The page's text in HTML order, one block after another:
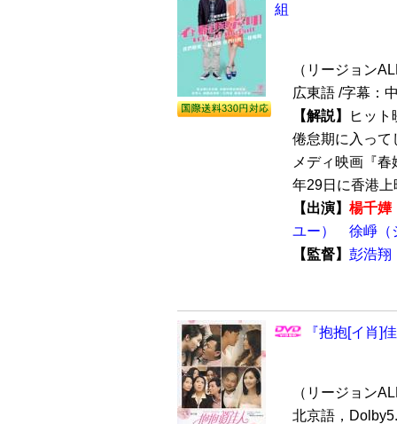
組
（リージョン
広東語 /字幕：
【解説】
ヒット
倦怠期に入って
メディ映画『
年29日に香港上
【出演】 楊千嬅
ユー）
徐崢（
【監督】 彭浩翔
『抱抱[イ肖]
（リージョン
北京語，